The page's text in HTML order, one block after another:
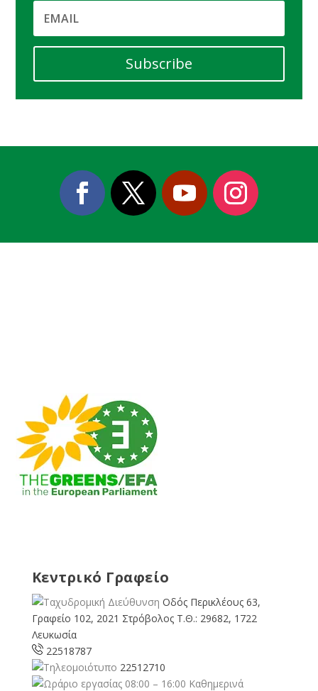
Subscribe
Κεντρικό Γραφείο
Οδός Περικλέους 63,
Γραφείο 102, 2021 Στρόβολος Τ.Θ.: 29682, 1722
Λευκωσία
22518787
22512710
08:00 – 16:00 Καθημερινά